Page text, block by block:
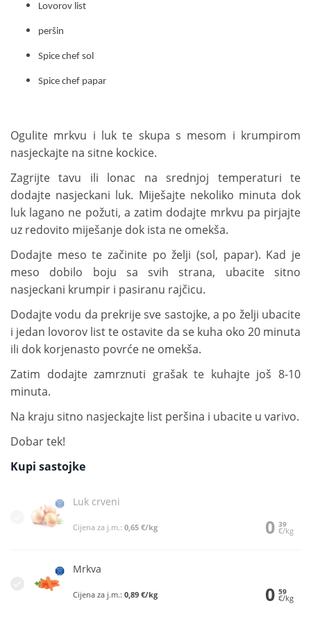
Lovorov list
peršin
Spice chef sol
Spice chef papar
Ogulite mrkvu i luk te skupa s mesom i krumpirom
nasjeckajte na sitne kockice.
Zagrijte tavu ili lonac na srednjoj temperaturi te
dodajte nasjeckani luk. Miješajte nekoliko minuta dok
luk lagano ne požuti, a zatim dodajte mrkvu pa pirjajte
uz redovito miješanje dok ista ne omekša.
Dodajte meso te začinite po želji (sol, papar). Kad je
meso dobilo boju sa svih strana, ubacite sitno
nasjeckani krumpir i pasiranu rajčicu.
Dodajte vodu da prekrije sve sastojke, a po želji ubacite
i jedan lovorov list te ostavite da se kuha oko 20 minuta
ili dok korjenasto povrće ne omekša.
Zatim dodajte zamrznuti grašak te kuhajte još 8-10
minuta.
Na kraju sitno nasjeckajte list peršina i ubacite u varivo.
Dobar tek!
Kupi sastojke
Luk crveni
Cijena za j.m.: 0,65 €/kg 0 39
€/kg
Mrkva
Cijena za j.m.: 0,89 €/kg 0 59
€/kg